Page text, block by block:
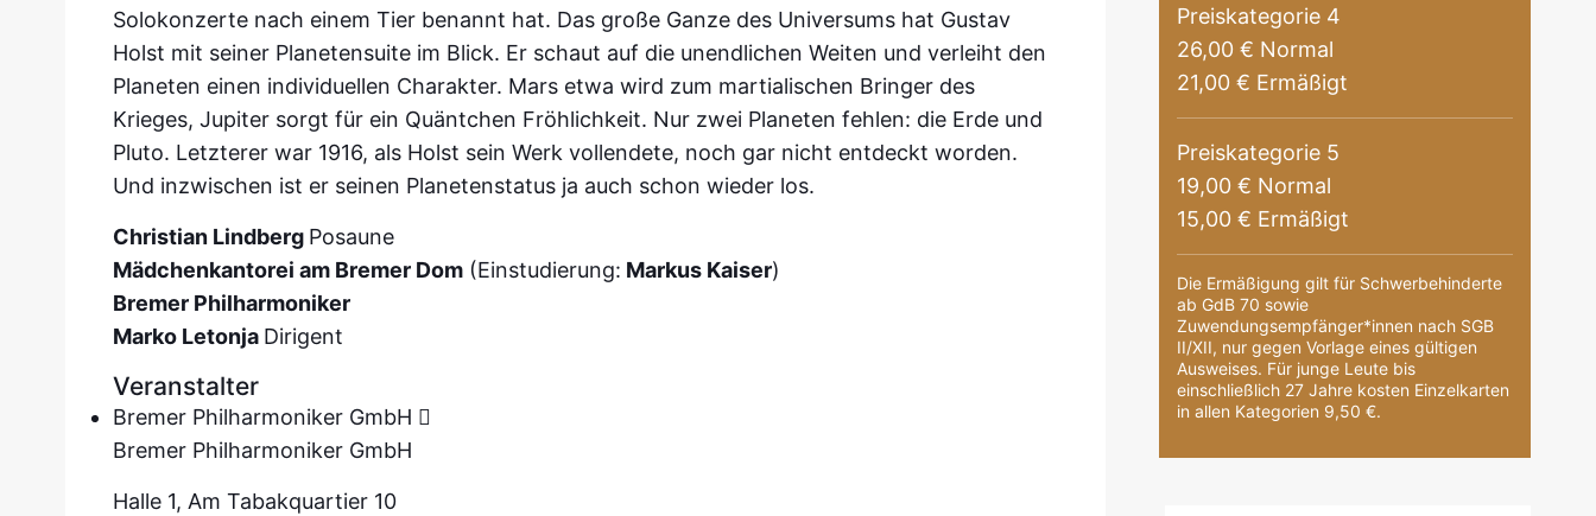
Solokonzerte nach einem Tier benannt hat. Das große Ganze des Universums hat Gustav
Holst mit seiner Planetensuite im Blick. Er schaut auf die unendlichen Weiten und verleiht den
Planeten einen individuellen Charakter. Mars etwa wird zum martialischen Bringer des
Krieges, Jupiter sorgt für ein Quäntchen Fröhlichkeit. Nur zwei Planeten fehlen: die Erde und
Pluto. Letzterer war 1916, als Holst sein Werk vollendete, noch gar nicht entdeckt worden.
Und inzwischen ist er seinen Planetenstatus ja auch schon wieder los.
Christian Lindberg Posaune
Mädchenkantorei am Bremer Dom(Einstudierung: Markus Kaiser)
Bremer Philharmoniker
Marko Letonja Dirigent
Veranstalter
Bremer Philharmoniker GmbH
Bremer Philharmoniker GmbH
Halle 1, Am Tabakquartier 10
Preiskategorie 4
26,00 € Normal
21,00 € Ermäßigt
Preiskategorie 5
19,00 € Normal
15,00 € Ermäßigt
Die Ermäßigung gilt für Schwerbehinderte
ab GdB 70 sowie
Zuwendungsempfänger*innen nach SGB
II/XII, nur gegen Vorlage eines gültigen
Ausweises. Für junge Leute bis
einschließlich 27 Jahre kosten Einzelkarten
in allen Kategorien 9,50 €.